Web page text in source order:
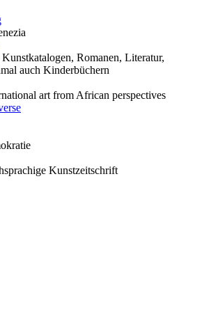
Romanen, Literatur,
auch Kinderbüchern
art from African perspectives
Kunstzeitschrift